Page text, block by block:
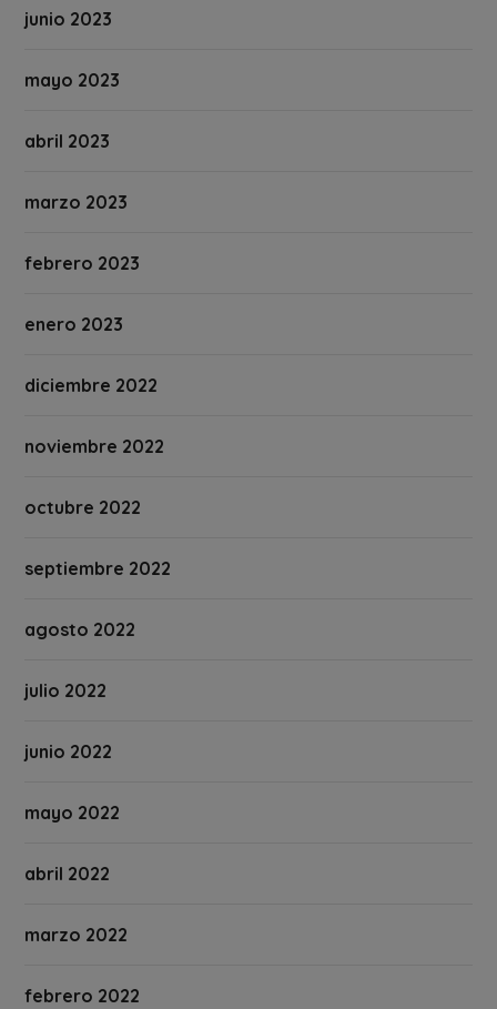
junio 2023
mayo 2023
abril 2023
marzo 2023
febrero 2023
enero 2023
diciembre 2022
noviembre 2022
octubre 2022
septiembre 2022
agosto 2022
julio 2022
junio 2022
mayo 2022
abril 2022
marzo 2022
febrero 2022